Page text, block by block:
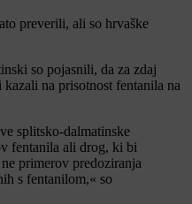
preverili, ali so hrvaške
so pojasnili, da za zdaj
na prisotnost fentanila na
splitsko-dalmatinske
fentanila ali drog, ki bi
primerov predoziranja
s fentanilom,« so